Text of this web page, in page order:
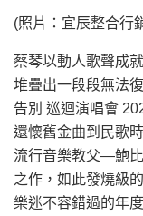
(照片：宜辰整合行
蔡琴以動人歌聲成
堆疊出一段段無法
告別 巡迴演唱會
還懷舊金曲到民歌
流行音樂教父—鮑
之作，如此發燒級
樂迷不容錯過的年